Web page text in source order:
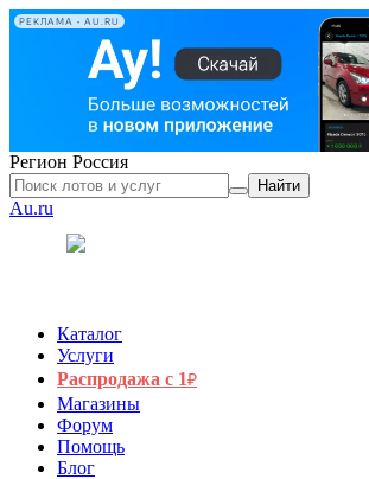
РЕКЛАМА • AU.RU
Регион Россия
Найти
Au.ru
Каталог
Услуги
Распродажа с 1₽
Магазины
Форум
Помощь
Блог